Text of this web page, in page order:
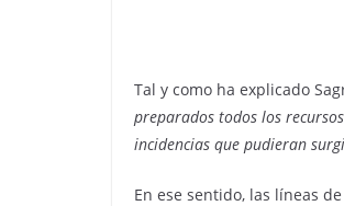
Tal y como ha explicado
preparados todos los
incidencias que pudieran
En ese sentido, las líneas